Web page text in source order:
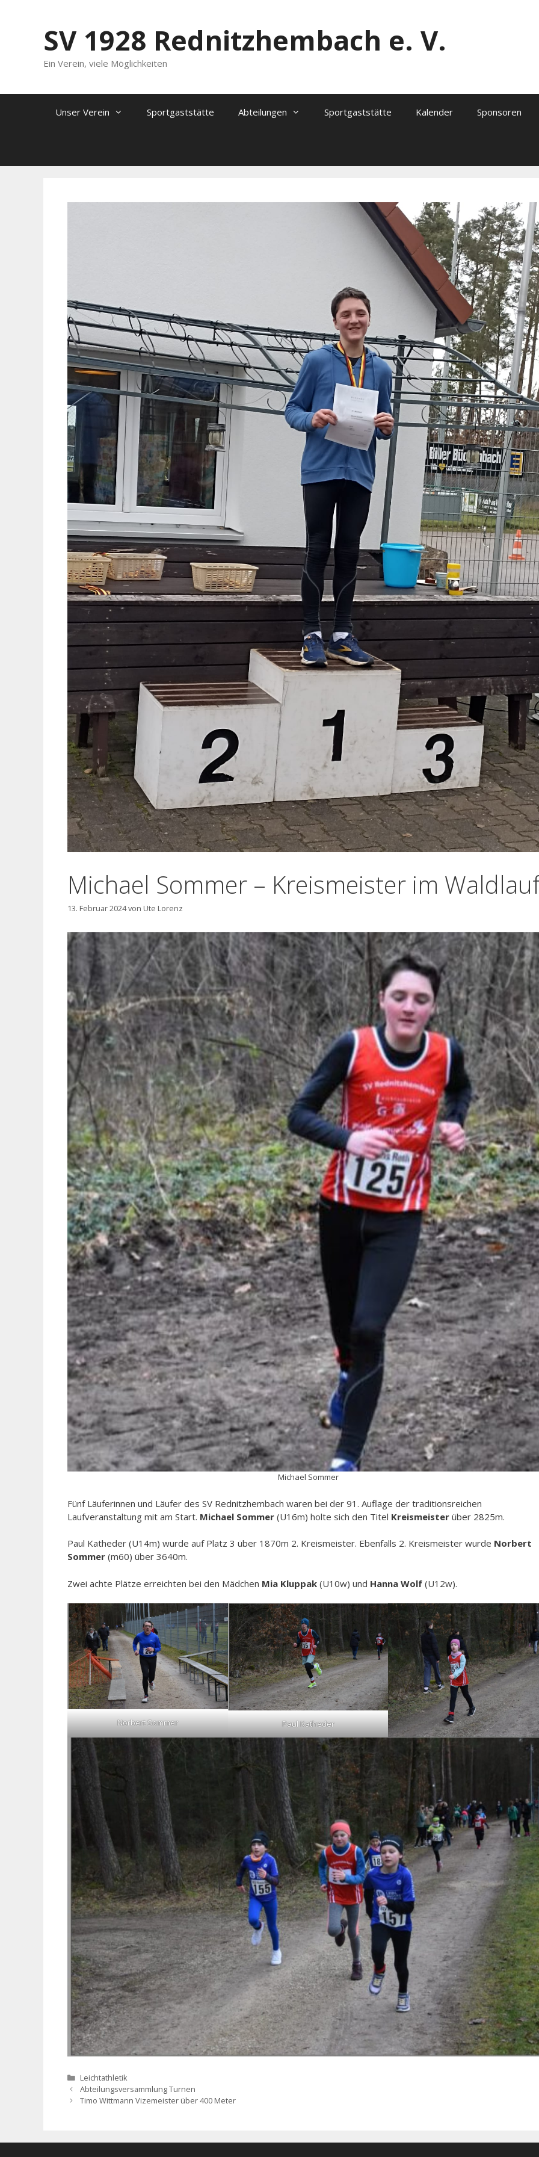
SV 1928 Rednitzhembach e. V.
Ein Verein, viele Möglichkeiten
Unser Verein Sportgaststätte Abteilungen Sportgaststätte Kalender Sponsoren
Michael Sommer – Kreismeister im
13. Februar 2024von Ute Lorenz
Michael Sommer
Fünf Läuferinnen und Läufer des SV Rednitzhembach waren bei der 91. Auflage der traditionsreichen
Laufveranstaltung mit am Start. Michael Sommer (U16m) holte sich den Titel Kreismeister über 2825m.
Paul Katheder (U14m) wurde auf Platz 3 über 1870m 2. Kreismeister. Ebenfalls 2. Kreismeister wurde Norbert
Sommer (m60) über 3640m.
Zwei achte Plätze erreichten bei den Mädchen Mia Kluppak (U10w) und Hanna Wolf (U12w).
Norbert Sommer Paul Katheder
Kategorien
Leichtathletik
Abteilungsversammlung Turnen
Timo Wittmann Vizemeister über 400 Meter